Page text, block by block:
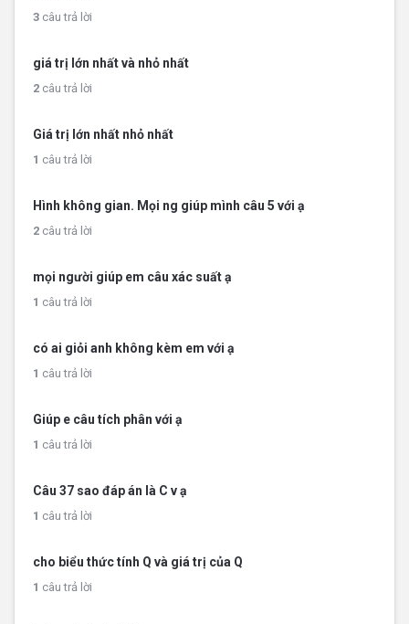
3 câu trả lời
giá trị lớn nhất và nhỏ nhất
2 câu trả lời
Giá trị lớn nhất nhỏ nhất
1 câu trả lời
Hình không gian. Mọi ng giúp mình câu 5 với ạ
2 câu trả lời
mọi người giúp em câu xác suất ạ
1 câu trả lời
có ai giỏi anh không kèm em với ạ
1 câu trả lời
Giúp e câu tích phân với ạ
1 câu trả lời
Câu 37 sao đáp án là C v ạ
1 câu trả lời
cho biểu thức tính Q và giá trị của Q
1 câu trả lời